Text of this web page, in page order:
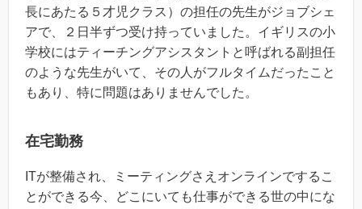
長にあたる５才児クラス）の担任の先生がジョブシェ
アで、２日半ずつ受け持っていました。イギリスの小
学校にはティーチングアシスタントと呼ばれる副担任
のような先生がいて、その人がフルタイムだったこと
もあり、特に問題はありませんでした。
在宅勤務
ITが整備され、ミーティングさえオンラインでするこ
とができる今、どこにいても仕事ができる世の中にな